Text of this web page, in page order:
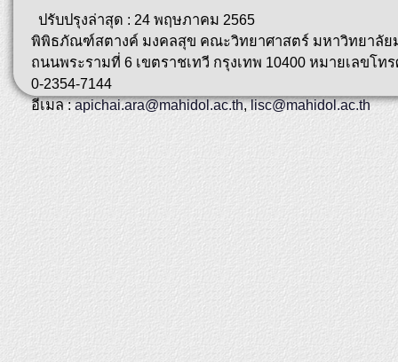
ปรับปรุงล่าสุด : 24 พฤษภาคม 2565
พิพิธภัณฑ์สตางค์ มงคลสุข คณะวิทยาศาสตร์ มหาวิทยาลัย
ถนนพระรามที่ 6 เขตราชเทวี กรุงเทพ 10400 หมายเลขโท
0-2354-7144
อีเมล :apichai.ara@mahidol.ac.th,lisc@mahidol.ac.th